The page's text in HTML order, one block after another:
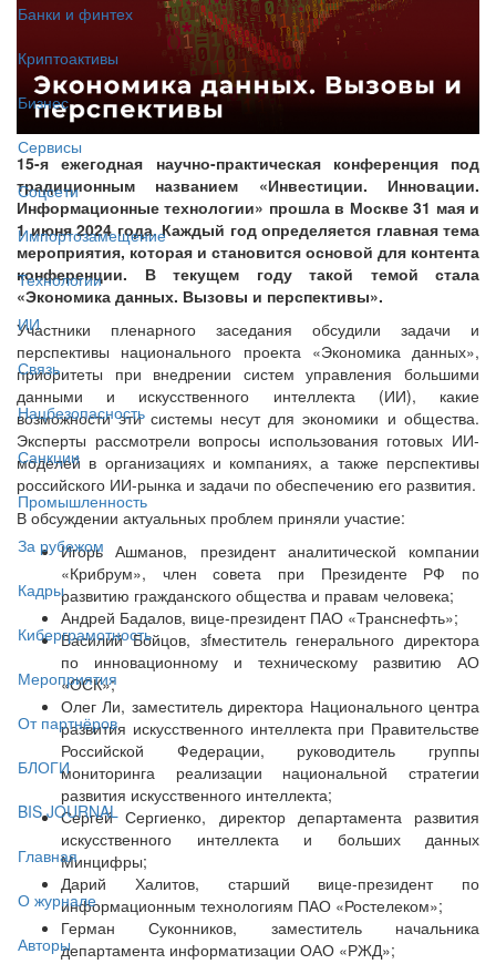
Банки и финтех
Криптоактивы
Бизнес
Сервисы
Соцсети
Импортозамещение
Технологии
ИИ
Связь
Нацбезопасность
Санкции
Промышленность
За рубежом
Кадры
Киберграмотность
Мероприятия
От партнёров
БЛОГИ
BIS JOURNAL
Главная
О журнале
Авторы
15-я ежегодная научно-практическая конференция под
традиционным названием «Инвестиции. Инновации.
Информационные технологии» прошла в Москве 31 мая и
1 июня 2024 года. Каждый год определяется главная тема
мероприятия, которая и становится основой для контента
конференции. В текущем году такой темой стала
«Экономика данных. Вызовы и перспективы».
Участники пленарного заседания обсудили задачи и
перспективы национального проекта «Экономика данных»,
приоритеты при внедрении систем управления большими
данными и искусственного интеллекта (ИИ), какие
возможности эти системы несут для экономики и общества.
Эксперты рассмотрели вопросы использования готовых ИИ-
моделей в организациях и компаниях, а также перспективы
российского ИИ-рынка и задачи по обеспечению его развития.
В обсуждении актуальных проблем приняли участие:
Игорь Ашманов, президент аналитической компании
«Крибрум», член совета при Президенте РФ по
развитию гражданского общества и правам человека;
Андрей Бадалов, вице-президент ПАО «Транснефть»;
Василий Бойцов, зfместитель генерального директора
по инновационному и техническому развитию АО
«ОСК»;
Олег Ли, заместитель директора Национального центра
развития искусственного интеллекта при Правительстве
Российской Федерации, руководитель группы
мониторинга реализации национальной стратегии
развития искусственного интеллекта;
Сергей Сергиенко, директор департамента развития
искусственного интеллекта и больших данных
Минцифры;
Дарий Халитов, старший вице-президент по
информационным технологиям ПАО «Ростелеком»;
Герман Суконников, заместитель начальника
департамента информатизации ОАО «РЖД»;